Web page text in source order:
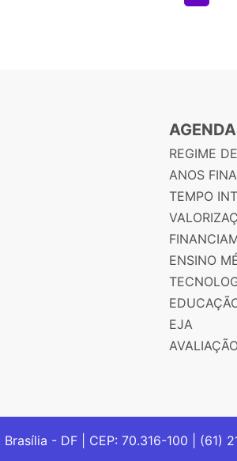
REGIME
ANOS
TEMPO
ENSINO
EJA
- DF | CEP: 70.316-100 | (61)